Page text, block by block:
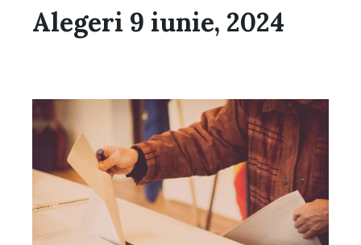
Alegeri 9 iunie, 2024